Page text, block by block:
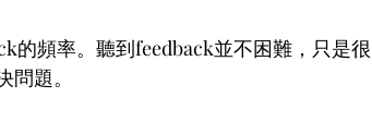
的頻率。聽到feedback並不困難，只是很
題。